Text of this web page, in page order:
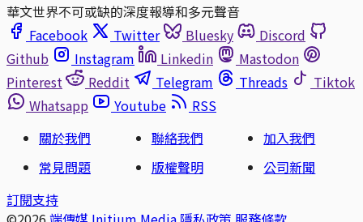
華文世界不可或缺的深度報導和多元聲音
Facebook
Twitter Bluesky
Discord
Github
Instagram Linkedin
Mastodon
Pinterest
Reddit Telegram Threads
Tiktok
Whatsapp
Youtube
RSS
關於我們
聯絡我們
加入我們
常見問題
版權聲明
公司新聞
訂閱支持